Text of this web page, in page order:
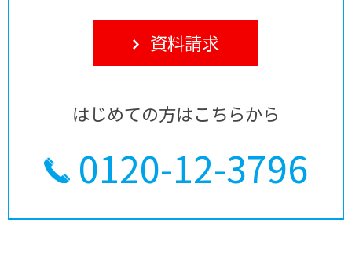
資料請求
はじめての方はこちらから
0120-12-3796